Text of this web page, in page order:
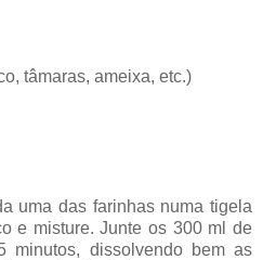
tâmaras, ameixa, etc.)
uma das farinhas numa tigela
e misture. Junte os 300 ml de
minutos, dissolvendo bem as